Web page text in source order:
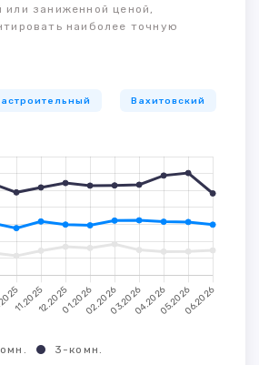
или заниженной ценой,
наиболее точную
Вахитовский
3-комн.